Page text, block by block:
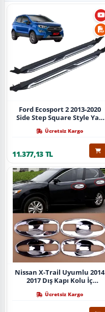
Ford Ecosport 2 2013-2020
Side Step Square Style Yan
Ücretsiz Kargo
11.377,13 TL
Nissan X-Trail Uyumlu 2014
2017 Dış Kapı Kolu İç
Ücretsiz Kargo